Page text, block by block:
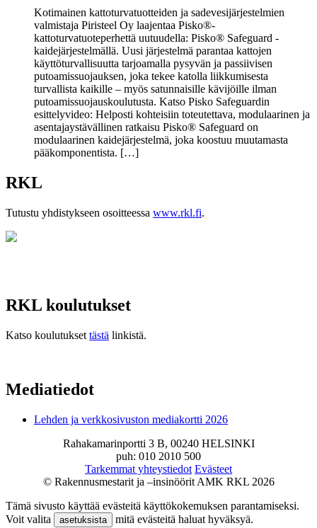
Kotimainen kattoturvatuotteiden ja sadevesijärjestelmien
valmistaja Piristeel Oy laajentaa Pisko®-
kattoturvatuoteperhettä uutuudella: Pisko® Safeguard -
kaidejärjestelmällä. Uusi järjestelmä parantaa kattojen
käyttöturvallisuutta tarjoamalla pysyvän ja passiivisen
putoamissuojauksen, joka tekee katolla liikkumisesta
turvallista kaikille – myös satunnaisille kävijöille ilman
putoamissuojauskoulutusta. Katso Pisko Safeguardin
esittelyvideo: Helposti kohteisiin toteutettava, modulaarinen ja
asentajaystävällinen ratkaisu Pisko® Safeguard on
modulaarinen kaidejärjestelmä, joka koostuu muutamasta
pääkomponentista. […]
RKL
Tutustu yhdistykseen osoitteessa www.rkl.fi.
RKL koulutukset
Katso koulutukset tästä linkistä.
Mediatiedot
Lehden ja verkkosivuston mediakortti 2026
Rahakamarinportti 3 B, 00240 HELSINKI
puh: 010 2010 500
Tarkemmat yhteystiedot Evästeet
© Rakennusmestarit ja –insinöörit AMK RKL 2026
Tämä sivusto käyttää evästeitä käyttökokemuksen parantamiseksi.
Voit valita
asetuksista mitä evästeitä haluat hyväksyä.